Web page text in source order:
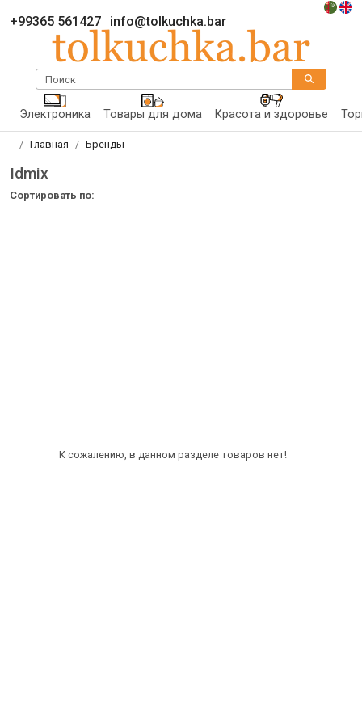
+99365 561427 info@tolkuchka.bar
Поиск
Электроника Товары для дома Красота и здоровье
Главная Бренды
Idmix
Сортировать по:
К сожалению, в данном разделе товаров нет!